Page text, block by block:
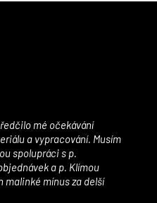
a vypracování. Musím
spolupráci s p.
a p. Klímou